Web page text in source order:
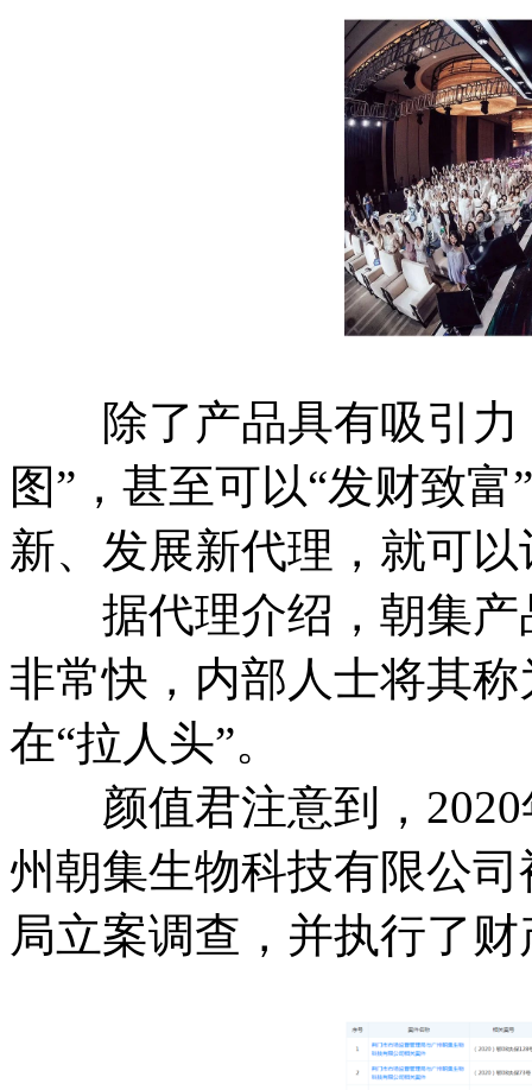
除了产品具有吸引力
图”，甚至可以“发财致
新、发展新代理，就可
据代理介绍，朝集产
非常快，内部人士将其
在“拉人头”。
颜值君注意到，2020
州朝集生物科技有限公
局立案调查，并执行了